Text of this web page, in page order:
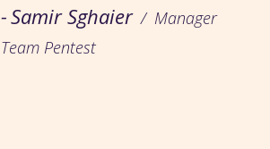
Samir Sghaier
Manager
Team Pentest